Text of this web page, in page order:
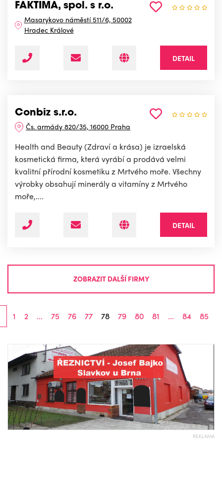
FAKTIMA, spol. s r.o.
Masarykovo náměstí 511/6, 50002
Hradec Králové
DETAIL
Conbiz s.r.o.
Čs. armády 820/35, 16000 Praha
Health and Beauty (Zdraví a krása) je izraelská
kosmetická firma, která vyrábí a prodává velmi
kvalitní přírodní kosmetiku z Mrtvého moře. Všechny
výrobky obsahují minerály a vitamíny z Mrtvého
moře,....
DETAIL
ZOBRAZIT DALŠÍ FIRMY
1 2 ... 75 76 77 78 79 80 81 ... 84 85
REKLAMA